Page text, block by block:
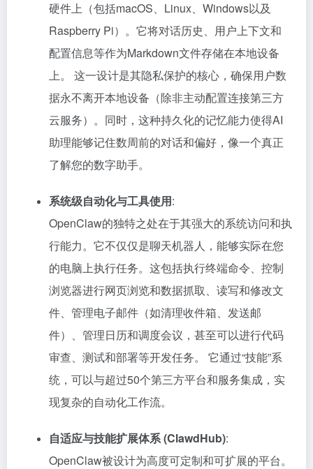
硬件上（包括macOS、Linux、Windows以及
Raspberry Pi）。它将对话历史、用户上下文和
配置信息等作为Markdown文件存储在本地设备
上。 这一设计是其隐私保护的核心，确保用户数
据永不离开本地设备（除非主动配置连接第三方
云服务）。同时，这种持久化的记忆能力使得AI
助理能够记住数周前的对话和偏好，像一个真正
了解您的数字助手。
系统级自动化与工具使用:
OpenClaw的独特之处在于其强大的系统访问和执
行能力。它不仅仅是聊天机器人，能够实际在您
的电脑上执行任务。这包括执行终端命令、控制
浏览器进行网页浏览和数据抓取、读写和修改文
件、管理电子邮件（如清理收件箱、发送邮
件）、管理日历和调度会议，甚至可以进行代码
审查、测试和部署等开发任务。 它通过“技能”系
统，可以与超过50个第三方平台和服务集成，实
现复杂的自动化工作流。
自适应与技能扩展体系 (ClawdHub):
OpenClaw被设计为高度可定制和可扩展的平台。